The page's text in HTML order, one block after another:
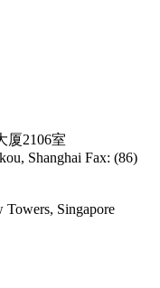
厦2106室
Shanghai Fax: (86)
Towers, Singapore